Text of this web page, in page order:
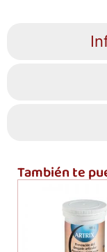
También te